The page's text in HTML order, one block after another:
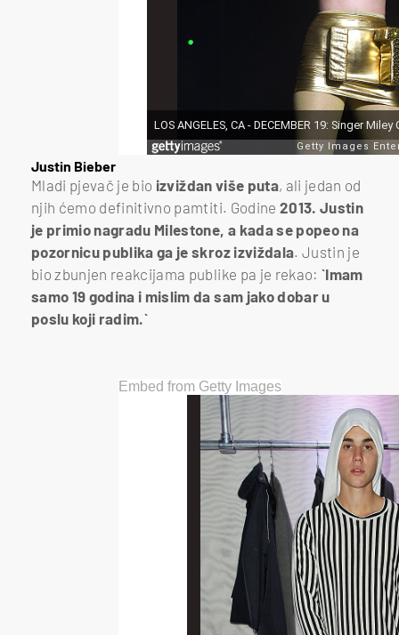
Justin Bieber
Mladi pjevač je bio izviždan više puta, ali jedan od
njih ćemo definitivno pamtiti. Godine 2013. Justin
je primio nagradu Milestone, a kada se popeo na
pozornicu publika ga je skroz izviždala. Justin je
bio zbunjen reakcijama publike pa je rekao: `Imam
samo 19 godina i mislim da sam jako dobar u
poslu koji radim.`
Embed from Getty Images